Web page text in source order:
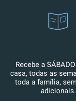
Recebe a
casa, todas as
toda a família,
adicionais.